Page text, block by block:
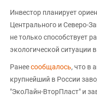
Инвестор планирует
Центрального и Северо-
не только способствует
экологической ситуации
Ранеесообщалось, что в
крупнейший в России
"ЭкоЛайн-ВторПласт" и